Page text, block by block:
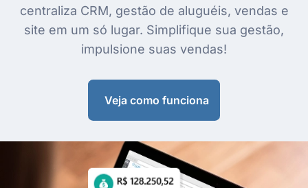
centraliza CRM, gestão de aluguéis, vendas e
site em um só lugar. Simplifique sua gestão,
impulsione suas vendas!
Veja como funciona